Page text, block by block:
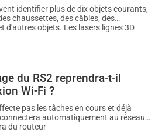
identifier plus de dix objets courants,
chaussettes, des câbles, des
d'autres objets. Les lasers lignes 3D
avec précision les obstacles supérieurs à
inférieurs à 2 cm qui n’ont pas été
pas être identifiés et évités. De plus,
obstacles dans l'obscurité ne peuvent
et ne peuvent être détectés et
3D. Donc, 0 collision ne peut pas
0 collision.
du RS2 reprendra-t-il
Wi-Fi ?
pas les tâches en cours et déjà
automatiquement au réseau
du routeur